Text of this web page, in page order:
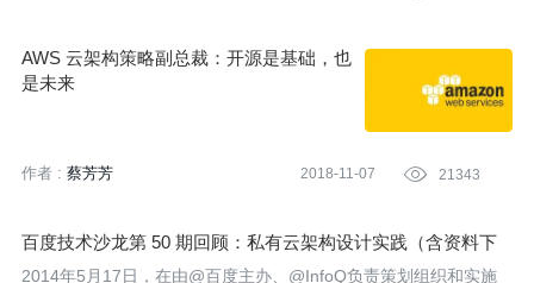
AWS 云架构策略副总裁：开源是基础，也
是未来
作者 : 蔡芳芳 2018-11-07  21343
百度技术沙龙第 50 期回顾：私有云架构设计实践（含资料下
载）
2014年5月17日，在由@百度主办、@InfoQ负责策划组织和实施